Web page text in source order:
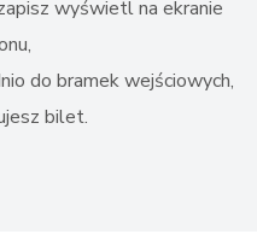
wyświetl na ekranie
do bramek wejściowych,
bilet.